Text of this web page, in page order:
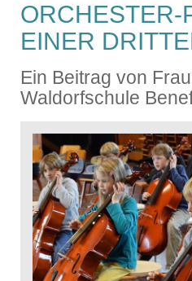
ORCHESTER-
EINER
Ein Beitrag von
Waldorfschule